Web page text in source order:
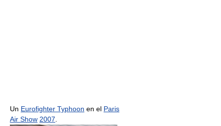
Un Eurofighter Typhoon en el Paris
Air Show 2007